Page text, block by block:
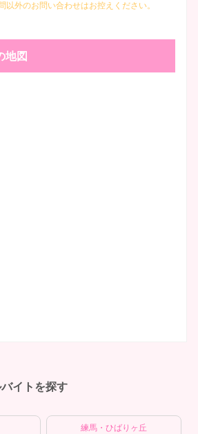
外のお問い合わせはお控えください。
地図
イトを探す
練馬・ひばりヶ丘